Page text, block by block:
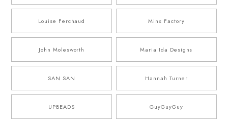
Louise Ferchaud Minx Factory
John Molesworth Maria Ida Designs
SAN SAN Hannah Turner
UPBEADS GuyGuyGuy